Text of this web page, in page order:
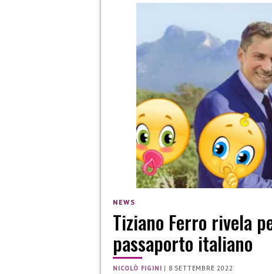
NEWS
Tiziano Ferro rivela
passaporto italiano
NICOLÒ FIGINI | 8 SETTEMBRE 2022